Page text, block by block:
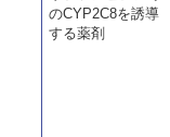
のCYP2C8を誘導
する薬剤